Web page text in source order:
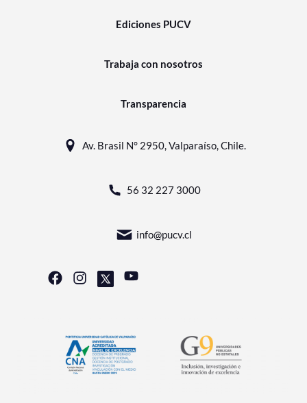
Ediciones PUCV
Trabaja con nosotros
Transparencia
Av. Brasil N° 2950, Valparaíso, Chile.
56 32 227 3000
info@pucv.cl